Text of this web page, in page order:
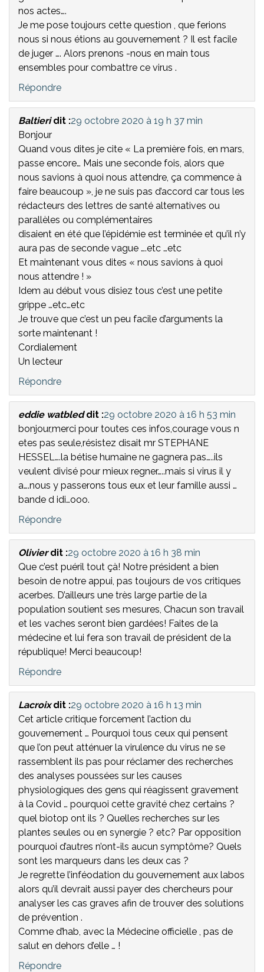
nos actes….
Je me pose toujours cette question , que ferions
nous si nous étions au gouvernement ? Il est facile
de juger …. Alors prenons -nous en main tous
ensembles pour combattre ce virus .
Répondre
Baltieri dit :29 octobre 2020 à 19 h 37 min
Bonjour
Quand vous dites je cite « La première fois, en mars,
passe encore… Mais une seconde fois, alors que
nous savions à quoi nous attendre, ça commence à
faire beaucoup », je ne suis pas d’accord car tous les
rédacteurs des lettres de santé alternatives ou
parallèles ou complémentaires
disaient en été que l’épidémie est terminée et qu’il n’y
aura pas de seconde vague ….etc …etc
Et maintenant vous dites « nous savions à quoi
nous attendre ! »
Idem au début vous disiez tous c’est une petite
grippe …etc…etc
Je trouve que c’est un peu facile d’arguments la
sorte maintenant !
Cordialement
Un lecteur
Répondre
eddie watbled dit :29 octobre 2020 à 16 h 53 min
bonjour,merci pour toutes ces infos,courage vous n
etes pas seule,résistez disait mr STEPHANE
HESSEL….la bétise humaine ne gagnera pas…..ils
veulent divisé pour mieux regner…..mais si virus il y
a….nous y passerons tous eux et leur famille aussi …
bande d idi…ooo.
Répondre
Olivier dit :29 octobre 2020 à 16 h 38 min
Que c’est puéril tout çà! Notre président a bien
besoin de notre appui, pas toujours de vos critiques
acerbes. D’ailleurs une très large partie de la
population soutient ses mesures, Chacun son travail
et les vaches seront bien gardées! Faites de la
médecine et lui fera son travail de président de la
république! Merci beaucoup!
Répondre
Lacroix dit :29 octobre 2020 à 16 h 13 min
Cet article critique forcement l’action du
gouvernement … Pourquoi tous ceux qui pensent
que l’on peut atténuer la virulence du virus ne se
rassemblent ils pas pour réclamer des recherches
des analyses poussées sur les causes
physiologiques des gens qui réagissent gravement
à la Covid … pourquoi cette gravité chez certains ?
quel biotop ont ils ? Quelles recherches sur les
plantes seules ou en synergie ? etc? Par opposition
pourquoi d’autres n’ont-ils aucun symptôme? Quels
sont les marqueurs dans les deux cas ?
Je regrette l’inféodation du gouvernement aux labos
alors qu’il devrait aussi payer des chercheurs pour
analyser les cas graves afin de trouver des solutions
de prévention .
Comme d’hab, avec la Médecine officielle , pas de
salut en dehors d’elle … !
Répondre